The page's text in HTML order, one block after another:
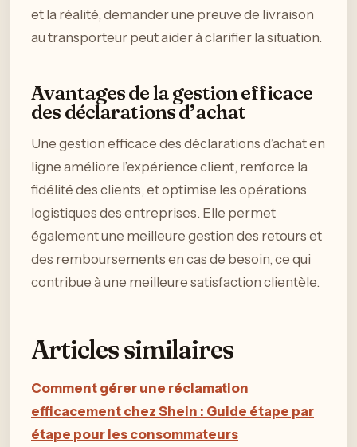
et la réalité, demander une preuve de livraison
au transporteur peut aider à clarifier la situation.
Avantages de la gestion efficace
des déclarations d’achat
Une gestion efficace des déclarations d’achat en
ligne améliore l’expérience client, renforce la
fidélité des clients, et optimise les opérations
logistiques des entreprises. Elle permet
également une meilleure gestion des retours et
des remboursements en cas de besoin, ce qui
contribue à une meilleure satisfaction clientèle.
Articles similaires
Comment gérer une réclamation
efficacement chez Shein : Guide étape par
étape pour les consommateurs